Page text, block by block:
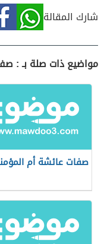
شارك المقالة
مواضيع ذات صلة بـ :
صفات عائشة أم